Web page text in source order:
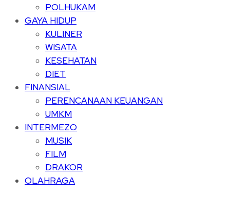
POLHUKAM
GAYA HIDUP
KULINER
WISATA
KESEHATAN
DIET
FINANSIAL
PERENCANAAN KEUANGAN
UMKM
INTERMEZO
MUSIK
FILM
DRAKOR
OLAHRAGA